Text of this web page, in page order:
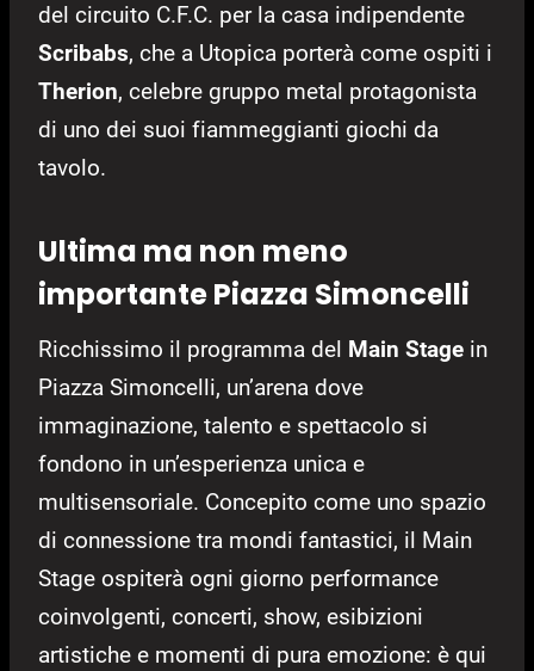
del circuito C.F.C. per la casa indipendente
Scribabs, che a Utopica porterà come ospiti i
Therion, celebre gruppo metal protagonista
di uno dei suoi fiammeggianti giochi da
tavolo.
Ultima ma non meno
importante Piazza Simoncelli
Ricchissimo il programma del Main Stage in
Piazza Simoncelli, un’arena dove
immaginazione, talento e spettacolo si
fondono in un’esperienza unica e
multisensoriale. Concepito come uno spazio
di connessione tra mondi fantastici, il Main
Stage ospiterà ogni giorno performance
coinvolgenti, concerti, show, esibizioni
artistiche e momenti di pura emozione: è qui